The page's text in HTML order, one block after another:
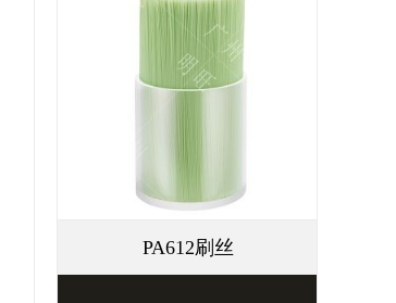
PA612刷丝